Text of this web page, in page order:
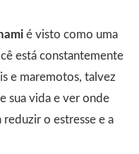
é visto como uma
está constantemente
e maremotos, talvez
sua vida e ver onde
o estresse e a